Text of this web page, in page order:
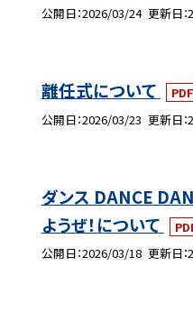
公開日 2026/03/24 更新日
離任式について
PDF
公開日 2026/03/23 更新日
ダンス DANCE
ようぜ！について
公開日 2026/03/18 更新日